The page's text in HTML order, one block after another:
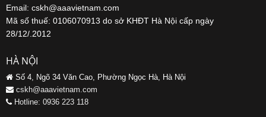
Email: cskh@aaavietnam.com
Mã số thuế: 0106070913 do sở KHĐT Hà Nội cấp ngày
28/12/.2012
HÀ NỘI
Số 4, Ngõ 34 Văn Cao, Phường Ngọc Hà, Hà Nội
cskh@aaavietnam.com
Hotline: 0936 223 118